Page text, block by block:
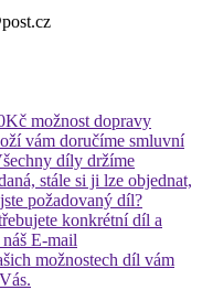
možnost dopravy
vám doručíme smluvní
díly držíme
stále si ji lze objednat,
požadovaný díl?
konkrétní díl a
E-mail
možnostech díl vám